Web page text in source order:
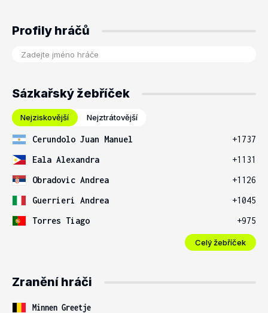
Profily hráčů
Sázkařský žebříček
Nejziskovější Nejztrátovější
Cerundolo Juan Manuel
+1737
Eala Alexandra
+1131
Obradovic Andrea
+1126
Guerrieri Andrea
+1045
Torres Tiago
+975
Celý žebříček
Zranění hráči
Minnen Greetje